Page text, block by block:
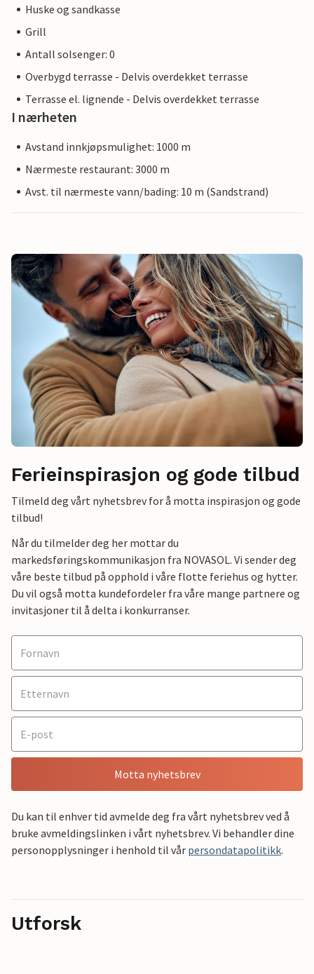
Huske og sandkasse
Grill
Antall solsenger: 0
Overbygd terrasse - Delvis overdekket terrasse
Terrasse el. lignende - Delvis overdekket terrasse
I nærheten
Avstand innkjøpsmulighet: 1000 m
Nærmeste restaurant: 3000 m
Avst. til nærmeste vann/bading: 10 m (Sandstrand)
Ferieinspirasjon og gode tilbud
Tilmeld deg vårt nyhetsbrev for å motta inspirasjon og gode
tilbud!
Når du tilmelder deg her mottar du
markedsføringskommunikasjon fra NOVASOL. Vi sender deg
våre beste tilbud på opphold i våre flotte feriehus og hytter.
Du vil også motta kundefordeler fra våre mange partnere og
invitasjoner til å delta i konkurranser.
Motta nyhetsbrev
Du kan til enhver tid avmelde deg fra vårt nyhetsbrev ved å
bruke avmeldingslinken i vårt nyhetsbrev. Vi behandler dine
personopplysninger i henhold til vår persondatapolitikk.
Utforsk